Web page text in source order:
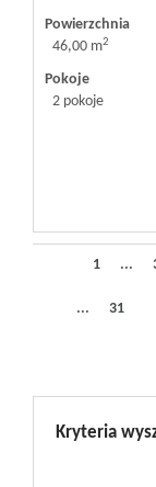
Powierzchnia
46,00 m2
Pokoje
2 pokoje
1 ...
... 31
Kryteria